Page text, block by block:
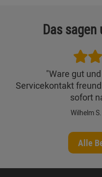
Das sagen
"Ware gut
Servicekontakt
sofort
Wilhelm
Alle